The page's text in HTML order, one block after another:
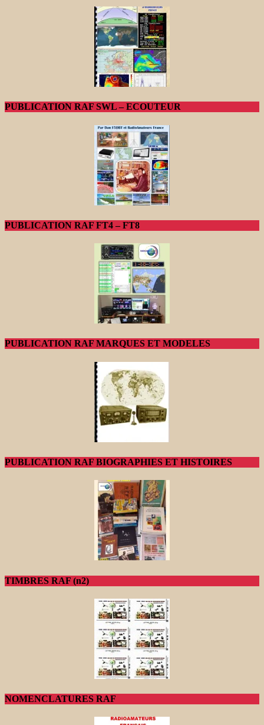
PUBLICATION RAF SWL – ECOUTEUR
PUBLICATION RAF FT4 – FT8
PUBLICATION RAF MARQUES ET MODELES
PUBLICATION RAF BIOGRAPHIES ET HISTOIRES
TIMBRES RAF (n2)
NOMENCLATURES RAF